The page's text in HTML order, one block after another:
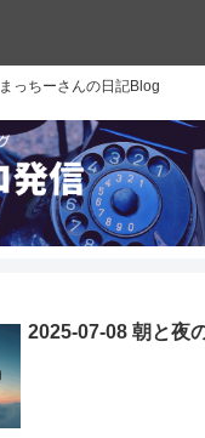
まっちーさんの日記Blog
2025-07-08 朝と夜